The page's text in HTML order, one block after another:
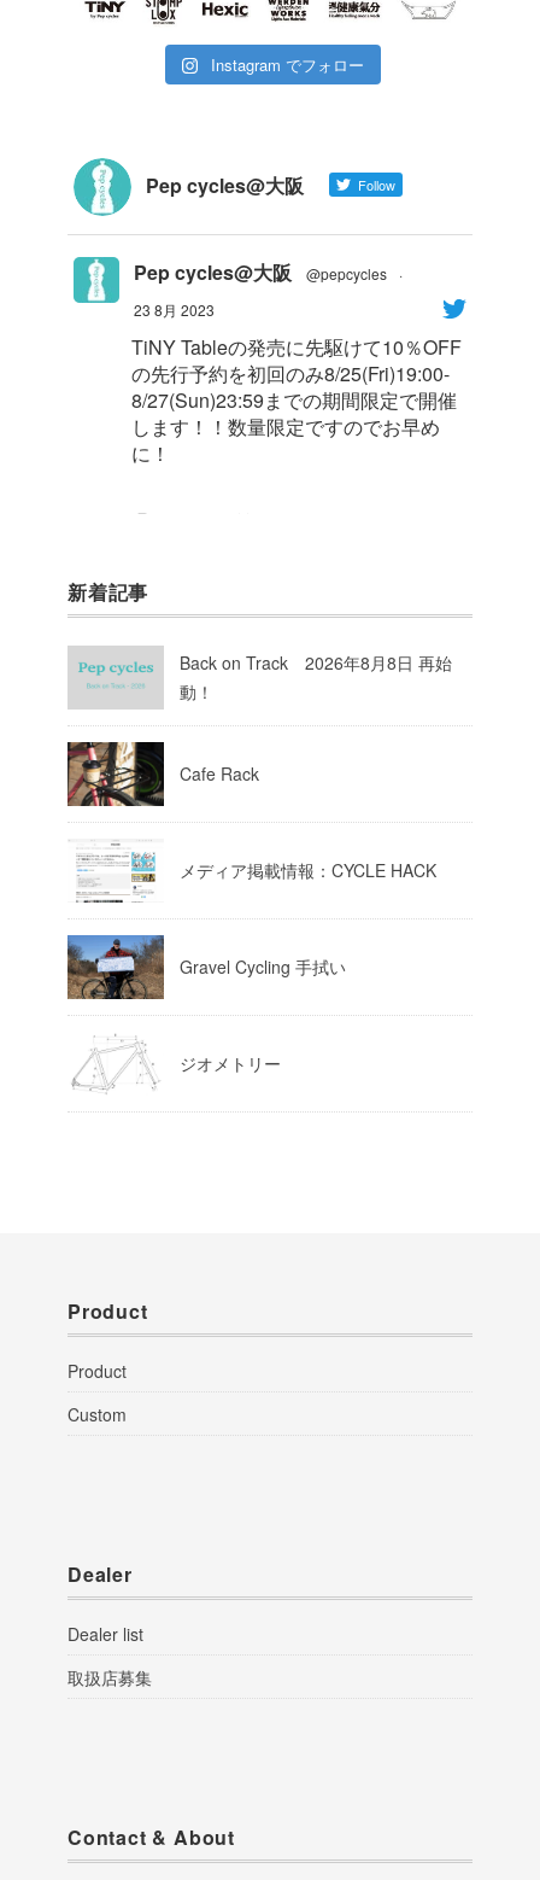
Instagram でフォロー
Pep cycles@大阪 Follow
Pep cycles@大阪 @pepcycles
·
23 8月 2023
TiNY Tableの発売に先駆けて10％OFF
の先行予約を初回のみ8/25(Fri)19:00-
8/27(Sun)23:59までの期間限定で開催
します！！数量限定ですのでお早め
に！
Pep cycles@大阪
今週はお知らせがいっぱいあるのでチ
ェックしてて下さいね！
新着記事
Back on Track 2026年8月8日 再始
動！
Cafe Rack
メディア掲載情報：CYCLE HACK
Gravel Cycling 手拭い
ジオメトリー
Product
Product
Custom
Dealer
Dealer list
取扱店募集
Contact & About